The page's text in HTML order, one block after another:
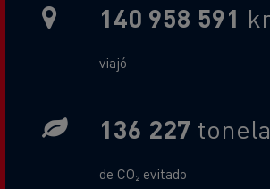
140 958 591
Metric Sub Text
viajó
136 227
Gas Sub Text
de CO₂ evitado